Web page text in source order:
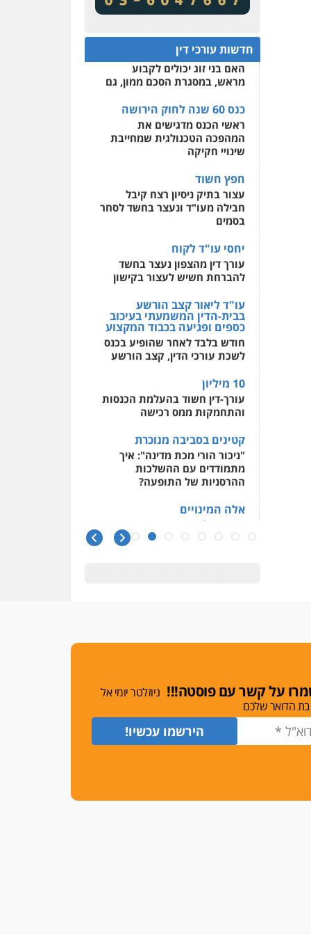
שירותים מקצועיים לעורכי
דין
0522508109
אחסון אתרים
מהירות הגנה גיבוי
לעורכי דין
מרכז התחלה חדשה
שירותים מקצועיים לעורכי
דין
0544500346
חדשות עורכי דין
מע"מ ומוסדות ללא כוונת רווח
המתח שבין חוק יחסי ממון
לבין חוק הירושה
האם בני זוג יכולים לקבוע
מראש, במסגרת הסכם ממון, גם
כנס 60 שנה לחוק הירושה
ראשי הכנס מדגישים את
המהפכה הטכנולגית שמחייבת
שינויי חקיקה
חפץ חשוד
עצור בתיק ניסיון רצח קיבל
חבילה מעו"ד ונעצר בחשד לסחר
בסמים
יחסי עו"ד לקוח
עורך דין מהצפון נעצר בחשד
להברחת חשיש לעצור בקישון
עו"ד ליאור קצב הורשע
בבית-הדין המשמעתי בעיכוב
כספים ופגיעה בכבוד המקצוע
חודש בלבד לאחר שהופיע בכנס
לשכת עורכי הדין, קצב הורשע
10 מיליון
עורך-דין חשוד בהעלמת הכנסות
והתחמקות ממס רכישה
קטינים בסביבה מנוכרת
"ניכור הורי מכת מדינה": איך
מתמודדים עם ההשלכות
ההרסניות של התופעה?
אלה המינויים
הוועדה לבחירת שופטים בחרה
26 שופטים ורשמים נוספים
האופנוע חזר הביתה
עו"ד גיל פרידמן והרפתקאות
אופנוע השטח שלו
לחמאס
על קשר עם פוסטה!!! ניוזלטר יומי אל
הדואר שלכם